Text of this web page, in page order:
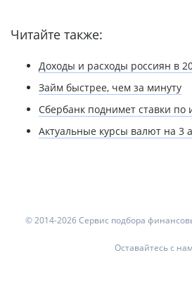
Читайте также:
Доходы и расходы россиян в
Займ быстрее, чем за минуту
Сбербанк поднимет ставки по
Актуальные курсы валют на 3
© 2014-2026 Сервис подбора
Оставайтесь с